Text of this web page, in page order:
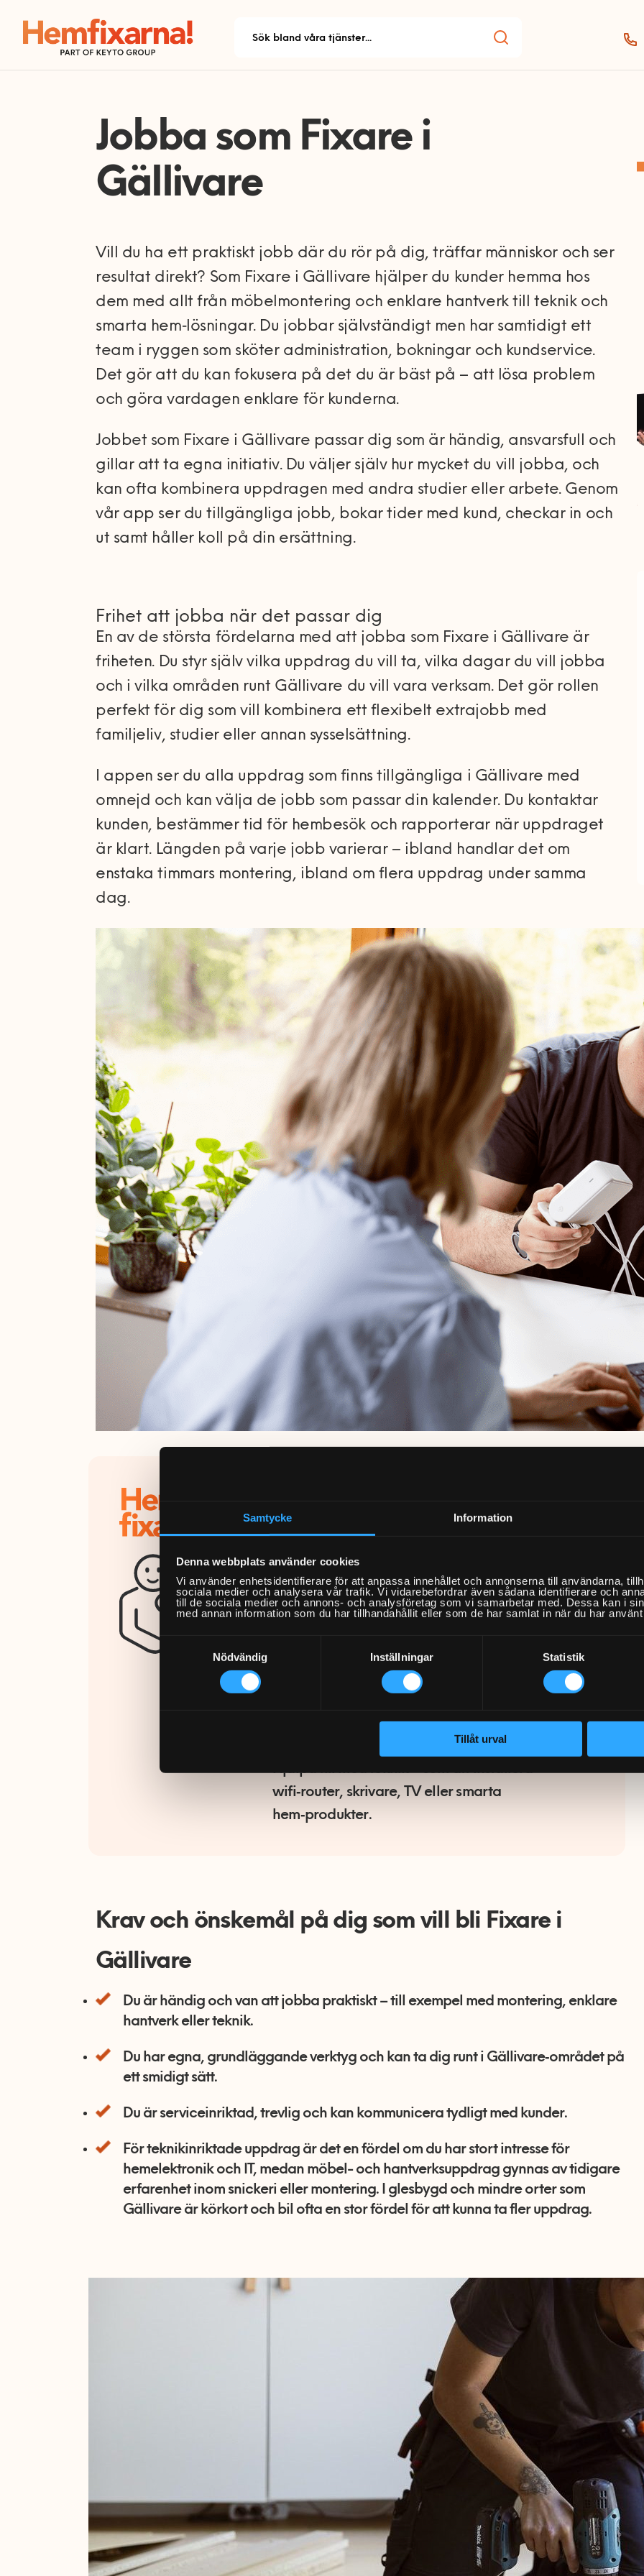
Samtycke Information
Denna webbplats använder cookies
Vi använder enhetsidentifierare för att anpassa innehållet och annonserna till användarna,
sociala medier och analysera vår trafik. Vi vidarebefordrar även sådana identifierare och
till de sociala medier och annons- och analysföretag som vi samarbetar med. Dessa kan i
med annan information som du har tillhandahållit eller som de har samlat in när du har
Samtyckesval
Nödvändig
Inställningar Statistik
Tillåt urval
Jobba som Fixare i
Gällivare
Vill du ha ett praktiskt jobb där du rör på dig, träffar människor och ser
resultat direkt? Som Fixare i Gällivare hjälper du kunder hemma hos
dem med allt från möbelmontering och enklare hantverk till teknik och
smarta hem‑lösningar. Du jobbar självständigt men har samtidigt ett
team i ryggen som sköter administration, bokningar och kundservice.
Det gör att du kan fokusera på det du är bäst på – att lösa problem
och göra vardagen enklare för kunderna.
Jobbet som Fixare i Gällivare passar dig som är händig, ansvarsfull och
gillar att ta egna initiativ. Du väljer själv hur mycket du vill jobba, och
kan ofta kombinera uppdragen med andra studier eller arbete. Genom
vår app ser du tillgängliga jobb, bokar tider med kund, checkar in och
ut samt håller koll på din ersättning.
Frihet att jobba när det passar dig
En av de största fördelarna med att jobba som Fixare i Gällivare är
friheten. Du styr själv vilka uppdrag du vill ta, vilka dagar du vill jobba
och i vilka områden runt Gällivare du vill vara verksam. Det gör rollen
perfekt för dig som vill kombinera ett flexibelt extrajobb med
familjeliv, studier eller annan sysselsättning.
I appen ser du alla uppdrag som finns tillgängliga i Gällivare med
omnejd och kan välja de jobb som passar din kalender. Du kontaktar
kunden, bestämmer tid för hembesök och rapporterar när uppdraget
är klart. Längden på varje jobb varierar – ibland handlar det om
enstaka timmars montering, ibland om flera uppdrag under samma
dag.
Som Fixare är du ansiktet utåt mot våra kunder.
Du kommer hem till privatpersoner i Gällivare
och hjälper till med praktiska saker i hemmet –
sådant som många tycker är krångligt,
tidskrävande eller helt enkelt inte hinner med
Uppdragen varierar beroende på din inriktning
och erfarenhet, men några vanliga exempel är:
Sätta upp hyllor, TV, gardinstänger, tavlor och
Hjälpa till med teknik – som att installera
wifi‑router, skrivare, TV eller smarta
hem‑produkter.
Krav och önskemål på dig som vill bli Fixare i
Gällivare
Du är händig och van att jobba praktiskt – till exempel med montering, enklare
hantverk eller teknik.
Du har egna, grundläggande verktyg och kan ta dig runt i Gällivare‑området på
ett smidigt sätt.
Du är serviceinriktad, trevlig och kan kommunicera tydligt med kunder.
För teknikinriktade uppdrag är det en fördel om du har stort intresse för
hemelektronik och IT, medan möbel- och hantverksuppdrag gynnas av tidigare
erfarenhet inom snickeri eller montering. I glesbygd och mindre orter som
Gällivare är körkort och bil ofta en stor fördel för att kunna ta fler uppdrag.